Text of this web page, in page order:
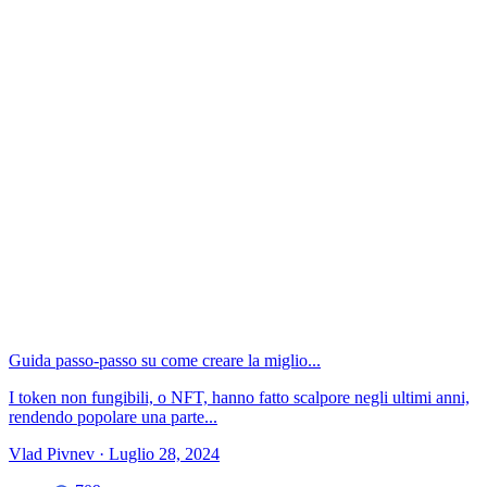
Guida passo-passo su come creare la miglio...
I token non fungibili, o NFT, hanno fatto scalpore negli ultimi anni,
rendendo popolare una parte...
Vlad Pivnev · Luglio 28, 2024